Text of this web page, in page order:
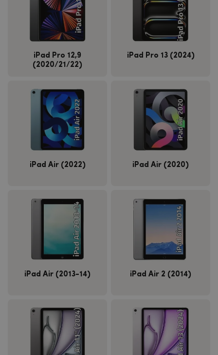
iPad Pro 12,9
(2020/21/22)
iPad Pro 13 (2024)
iPad Air (2022) iPad Air (2020)
iPad Air (2013-14) iPad Air 2 (2014)